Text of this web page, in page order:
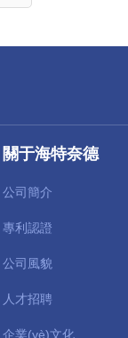
關于海特奈德
公司簡介
專利認證
公司風貌
人才招聘
企業(yè)文化